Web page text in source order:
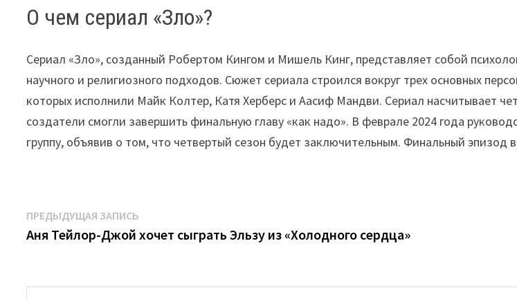
О чем сериал «Зло»?
Сериал «Зло», созданный Робертом Кингом и Мишель Кинг, представляет собой
научного и религиозного подходов. Сюжет сериала строился вокруг трех основных
которых исполнили Майк Колтер, Катя Херберс и Аасиф Мандви. Сериал насчитывает
создатели смогли завершить финальную главу «как надо». В феврале 2024 года
группу, объявив о том, что четвертый сезон будет заключительным. Финальный эпизод
Навигация
по
ПРЕДЫДУЩАЯ ЗАПИСЬ
запись:
Аня Тейлор-Джой хочет сыграть Эльзу из «Холодного сердца»